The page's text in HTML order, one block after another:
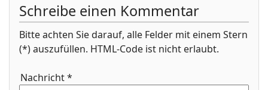
Schreibe einen Kommentar
Bitte achten Sie darauf, alle Felder mit einem Stern
(*) auszufüllen. HTML-Code ist nicht erlaubt.
Nachricht *